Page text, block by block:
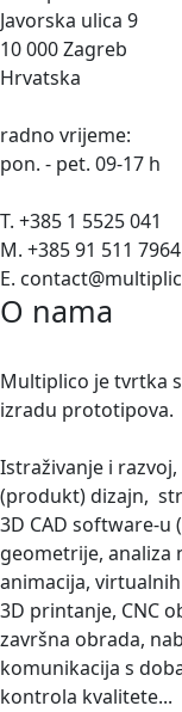
Javorska ulica 9
10 000 Zagreb
Hrvatska
radno vrijeme:
pon. - pet. 09-17 h
T. +385 1 5525 041
M. +385 91 511 7964
E.
O nama
Multiplico je tvrtka
izradu prototipova.
Istraživanje i
(produkt) dizajn,
3D CAD software-u
geometrije, analiza
animacija,
3D printanje, CNC
završna obrada,
komunikacija s
kontrola kvalitete...